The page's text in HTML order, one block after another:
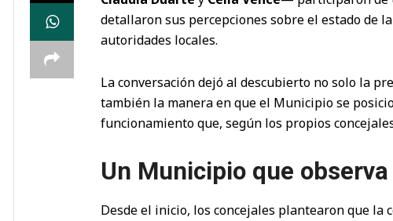
detallaron sus percepciones sobre el estado de
autoridades locales.
La conversación dejó al descubierto no solo la
también la manera en que el Municipio se
funcionamiento que, según los propios
Un Municipio que
Desde el inicio, los concejales plantearon que la